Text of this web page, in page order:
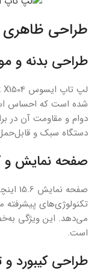
طراحی ظاهری
طراحی بدنه و
شده است که احساس
دوام و مقاومت آن در
دستگاه سبک و
صفحه نمایش و
می‌دهد. این ویژگی
است.
طراحی کیبورد و